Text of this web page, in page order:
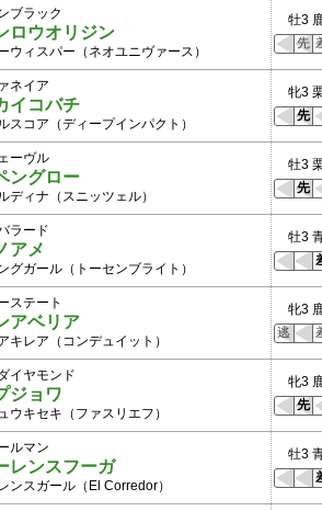
ブラック
ロウオリジン
ウィスパー（ネオユニヴァース）
牡3
先
ネイア
イコバチ
スコア（ディープインパクト）
牝3
先
ーヴル
ングロー
ディナ（スニッツェル）
牡3
先
ラード
アメ
グガール（トーセンブライト）
牡3
ステート
アベリア
キレア（コンデュイット）
牝3
逃
イヤモンド
ジョワ
ウキセキ（ファスリエフ）
牝3
先
ルマン
レンスフーガ
ンスガール（El Corredor）
牡3